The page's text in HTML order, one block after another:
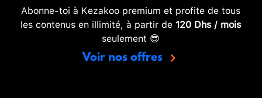
Abonne-toi à Kezakoo premium et profite de tous
les contenus en illimité, à partir de 120 Dhs / mois
seulement 😎
Voir nos offres